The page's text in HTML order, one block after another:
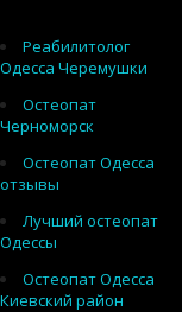
Реабилитолог
Одесса Черемушки
Остеопат
Черноморск
Остеопат Одесса
отзывы
Лучший остеопат
Одессы
Остеопат Одесса
Киевский район